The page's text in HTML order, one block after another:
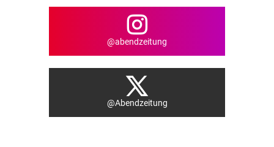
@abendzeitung
@Abendzeitung